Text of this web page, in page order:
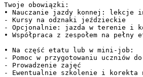
Twoje obowiązki:
• Nauczanie jazdy konnej: lekcje
- Kursy na odznaki jeździeckie
- Opcjonalnie: jazda w terenie i
• Współpraca z zespołem na pełny
• Na część etatu lub w mini-job:
- Pomoc w przygotowaniu uczniów
- Prowadzenie zajęć
- Ewentualnie szkolenie i korekta